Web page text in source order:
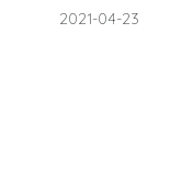
2021-04-23